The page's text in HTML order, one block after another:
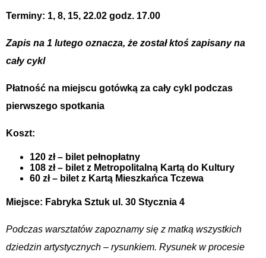
Terminy: 1, 8, 15, 22.02 godz. 17.00
Zapis na 1 lutego oznacza, że został ktoś zapisany na
cały cykl
Płatność na miejscu gotówką za cały cykl podczas
pierwszego spotkania
Koszt:
120 zł – bilet pełnopłatny
108 zł – bilet z Metropolitalną Kartą do Kultury
60 zł – bilet z Kartą Mieszkańca Tczewa
Miejsce: Fabryka Sztuk ul. 30 Stycznia 4
Podczas warsztatów zapoznamy się z matką wszystkich
dziedzin artystycznych – rysunkiem. Rysunek w procesie